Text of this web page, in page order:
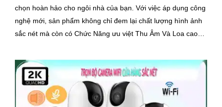
chọn hoàn hảo cho ngôi nhà của bạn. Với việc áp dụng công
nghệ mới, sản phẩm không chỉ đem lại chất lượng hình ảnh
sắc nét mà còn có Chức Năng ưu việt Thu Âm Và Loa cao